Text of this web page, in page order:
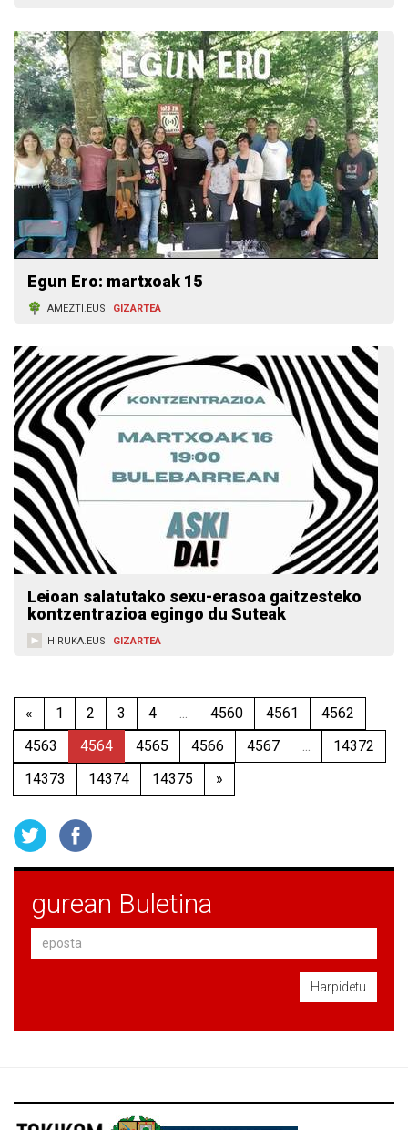
Egun Ero: martxoak 15
AMEZTI.EUS GIZARTEA
Leioan salatutako sexu-erasoa gaitzesteko
kontzentrazioa egingo du Suteak
HIRUKA.EUS GIZARTEA
« 1 2 3 4 ... 4560 4561
4562
4563
4564 4565 4566 4567 ...
14372
14373
14374 14375 »
gurean Buletina
Harpidetu